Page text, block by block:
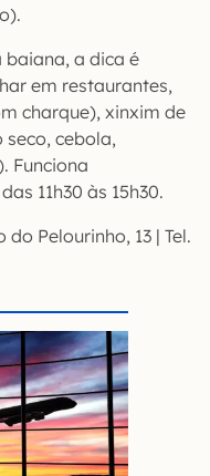
baiana, a dica é
em restaurantes,
charque), xinxim de
cebola,
Funciona
11h30 às 15h30.
do Pelourinho, 13 | Tel.